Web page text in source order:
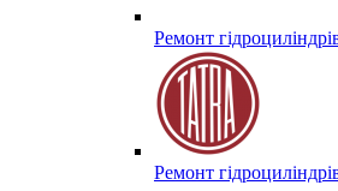
Ремонт
Ремонт